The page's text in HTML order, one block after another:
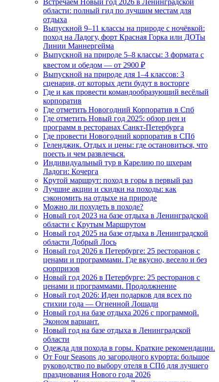
Встречаем Новый год 2026 в Ленинградской
области: полный гид по лучшим местам для
отдыха
Выпускной 9–11 классы на природе с ночёвкой:
поход на Ладогу, форт Красная Горка или ДОТы
Линии Маннергейма
Выпускной на природе 5–8 классы: 3 формата с
квестом и обедом — от 2900 ₽
Выпускной на природе для 1–4 классов: 3
сценария, от которых дети будут в восторге
Где и как провести командообразующий весёлый
корпоратив
Где отметить Новогодний Корпоратив в Спб
Где отметить Новый год 2025: обзор цен и
программ в ресторанах Санкт-Петербурга
Где провести Новогодний корпоратив в СПб
Геленджик. Отдых и цены: где остановиться, что
поесть и чем развлечься.
Индивидуальный тур в Карелию по шхерам
Ладоги: Кочерга
Крутой маршрут: поход в горы в первый раз
Лучшие акции и скидки на походы: как
сэкономить на отдыхе на природе
Можно ли похудеть в походе?
Новый год 2023 на базе отдыха в Ленинградской
области с Крутым Маршрутом
Новый год 2025 на базе отдыха в Ленинградской
области Добрый Лось
Новый год 2026 в Петербурге: 25 ресторанов с
ценами и программами. Где вкусно, весело и без
сюрпризов
Новый год 2026 в Петербурге: 25 ресторанов с
ценами и программами. Продолжнение
Новый год 2026: Идеи подарков для всех по
стихии года — Огненной Лошади
Новый год на базе отдыха 2026 с программой.
Эконом вариант.
Новый год на базе отдыха в Ленинградской
области
Одежда для похода в горы. Краткие рекомендации.
От Four Seasons до загородного курорта: большое
руководство по выбору отеля в СПб для лучшего
празднования Нового года 2026